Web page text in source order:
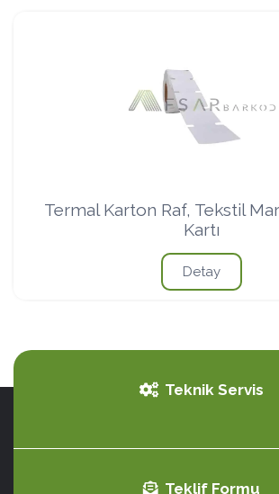
Termal Karton Raf, Tekstil
Kartı
Detay
Teknik Servis
Teklif Formu